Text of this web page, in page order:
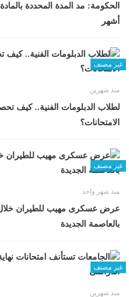
أشهر
غير مصنف
منذ شهرين
لطلاب الدبلومات الفنية.. كيف
الامتحانات؟
غير مصنف
منذ شهر واحد
عرض عسكرى مهيب للطيران خلال
بالعاصمة الجديدة
غير مصنف
منذ شهرين